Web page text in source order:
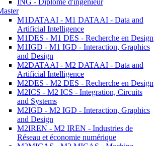
ING - Diplôme d'ingénieur
M1DATAAI - M1 DATAAI - Data and
Artificial Intelligence
M1DES - M1 DES - Recherche en Design
M1IGD - M1 IGD - Interaction, Graphics
and Design
M2DATAAI - M2 DATAAI - Data and
Artificial Intelligence
M2DES - M2 DES - Recherche en Design
M2ICS - M2 ICS - Integration, Circuits
and Systems
M2IGD - M2 IGD - Interaction, Graphics
and Design
M2IREN - M2 IREN - Industries de
Réseau et économie numérique